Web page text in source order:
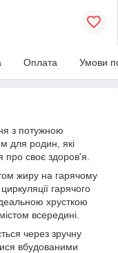
Оплата Умови
з потужною
для родин, які
про своє здоров'я.
жиру на гарячому
гарячого
хрусткою
всередині.
через зручну
вбудованими